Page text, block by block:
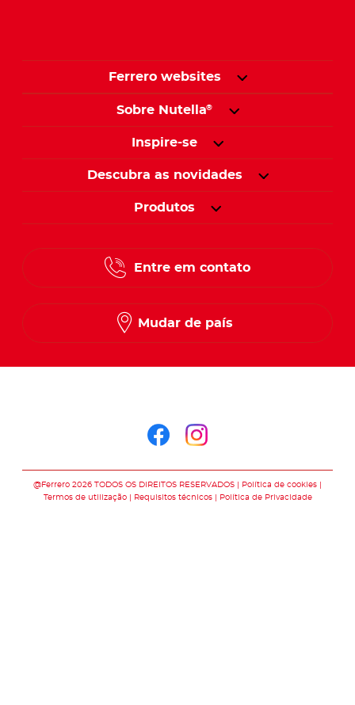
Ferrero websites
Sobre Nutella®
Inspire-se
Descubra as novidades
Produtos
Entre em contato
Mudar de país
@Ferrero 2026 TODOS OS DIREITOS RESERVADOS
Política de cookies
Termos de utilização
Requisitos técnicos Política de Privacidade